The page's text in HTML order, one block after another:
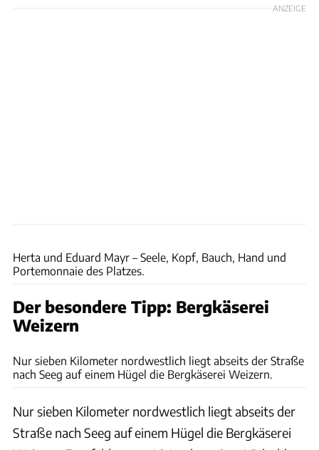
ANZEIGE
Herta und Eduard Mayr – Seele, Kopf, Bauch, Hand und
Portemonnaie des Platzes.
Der besondere Tipp: Bergkäserei
Weizern
Nur sieben Kilometer nordwestlich liegt abseits der Straße
nach Seeg auf einem Hügel die Bergkäserei Weizern.
Nur sieben Kilometer nordwestlich liegt abseits der
Straße nach Seeg auf einem Hügel die Bergkäserei